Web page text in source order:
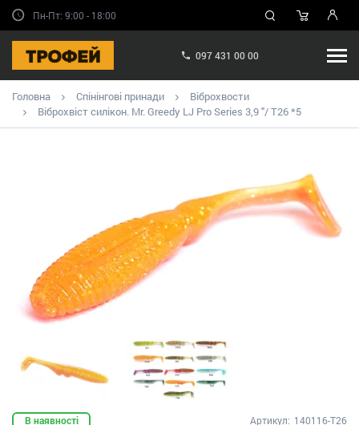
Пн-Пт: 9:00 - 18:00
097 431 00 00
Головна Спінінгові принади
Віброхвости
Віброхвіст силікон. Mr. Greedy LJ Pro Series 3,9 "/ T26 *5
В наявності Артикул: 140116-T26